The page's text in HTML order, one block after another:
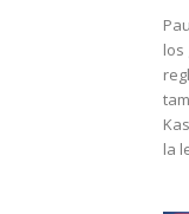
los
la